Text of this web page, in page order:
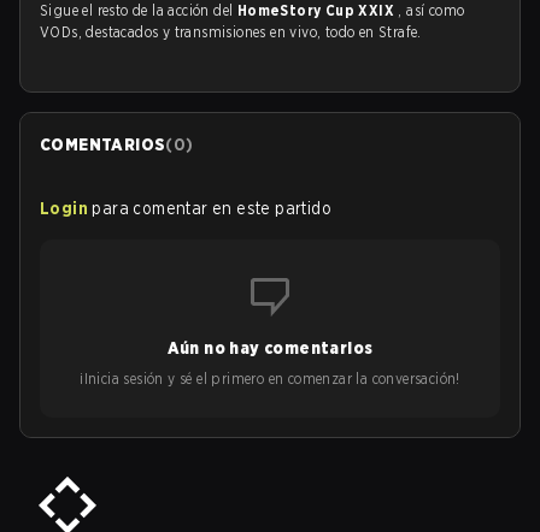
Sigue el resto de la acción del HomeStory Cup XXIX , así como
VODs, destacados y transmisiones en vivo, todo en Strafe.
COMENTARIOS(0)
Login para comentar en este partido
Aún no hay comentarios
¡Inicia sesión y sé el primero en comenzar la conversación!